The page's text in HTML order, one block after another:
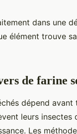
dans une
élément trouve
de farine
dépend avant
leurs
Les